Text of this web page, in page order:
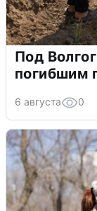
Под
погибшим
6 августа 0